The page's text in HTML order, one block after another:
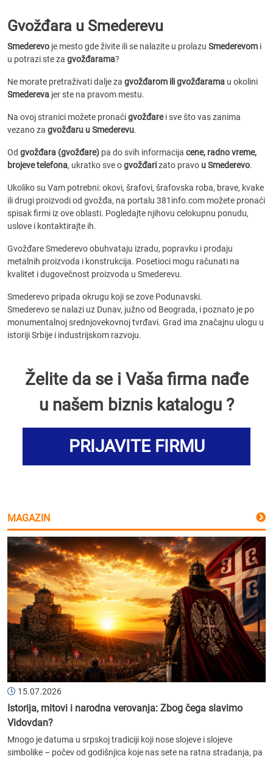
Gvožđara u Smederevu
Smederevo je mesto gde živite ili se nalazite u prolazu Smederevom i
u potrazi ste za gvožđarama?
Ne morate pretraživati dalje za gvožđarom ili gvožđarama u okolini
Smedereva jer ste na pravom mestu.
Na ovoj stranici možete pronaćigvožđarei sve što vas zanima
vezano za gvožđaru u Smederevu.
Od gvožđara (gvožđare) pa do svih informacija cene, radno vreme,
brojeve telefona, ukratko sve ogvožđarizato pravo u Smederevo.
Ukoliko su Vam potrebni: okovi, šrafovi, šrafovska roba, brave, kvake
ili drugi proizvodi od gvožđa, na portalu 381info.com možete pronaći
spisak firmi iz ove oblasti. Pogledajte njihovu celokupnu ponudu,
uslove i kontaktirajte ih.
Gvožđare Smederevo obuhvataju izradu, popravku i prodaju
metalnih proizvoda i konstrukcija. Posetioci mogu računati na
kvalitet i dugovečnost proizvoda u Smederevu.
Smederevo pripada okrugu koji se zove Podunavski.
Smederevo se nalazi uz Dunav, južno od Beograda, i poznato je po
monumentalnoj srednjovekovnoj tvrđavi. Grad ima značajnu ulogu u
istoriji Srbije i industrijskom razvoju.
Želite da se i Vaša firma nađe
u našem biznis katalogu ?
PRIJAVITE FIRMU
MAGAZIN
15.07.2026
Istorija, mitovi i narodna verovanja: Zbog čega slavimo
Vidovdan?
Mnogo je datuma u srpskoj tradiciji koji nose slojeve i slojeve
simbolike – počev od godišnjica koje nas sete na ratna stradanja, pa